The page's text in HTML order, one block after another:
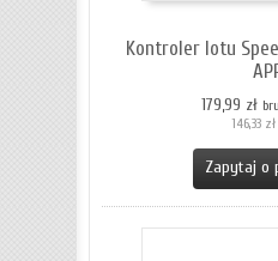
Kontroler lotu
179,99 zł
146,33 zł
Zapytaj o